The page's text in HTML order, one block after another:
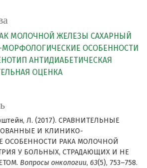
МОЛОЧНОЙ ЖЕЛЕЗЫ САХАРНЫЙ
ОСОБЕННОСТИ
АНТИДИАБЕТИЧЕСКАЯ
ОЦЕНКА
Л. (2017). СРАВНИТЕЛЬНЫЕ
И КЛИНИКО-
ОСОБЕННОСТИ РАКА МОЛОЧНОЙ
У БОЛЬНЫХ, СТРАДАЮЩИХ И НЕ
Вопросы онкологии, 63(5), 753–758.